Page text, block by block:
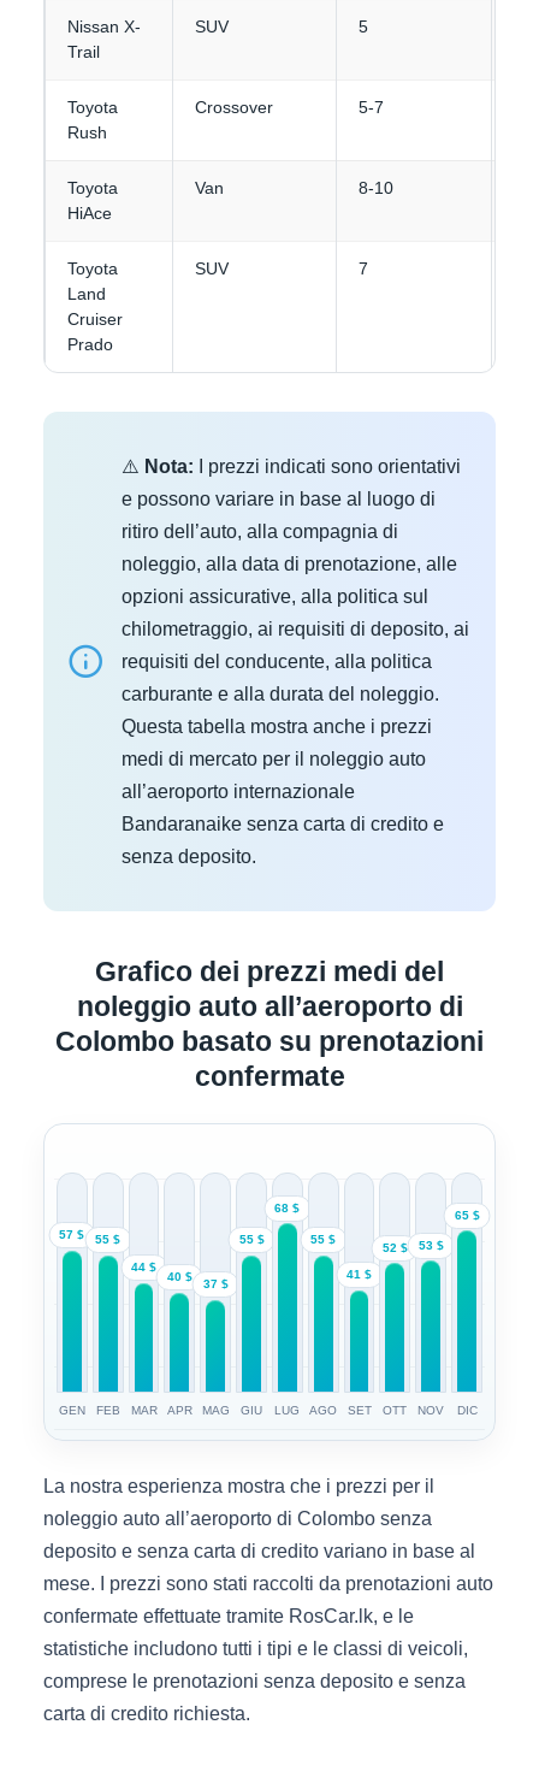
Nissan X-
Trail
SUV 5
Toyota
Rush
Crossover 5-7
Toyota
HiAce
Van 8-10
Toyota
Land
Cruiser
Prado
SUV 7
⚠️ Nota: I prezzi indicati sono orientativi
e possono variare in base al luogo di
ritiro dell’auto, alla compagnia di
noleggio, alla data di prenotazione, alle
opzioni assicurative, alla politica sul
chilometraggio, ai requisiti di deposito, ai
requisiti del conducente, alla politica
carburante e alla durata del noleggio.
Questa tabella mostra anche i prezzi
medi di mercato per il noleggio auto
all’aeroporto internazionale
Bandaranaike senza carta di credito e
senza deposito.
Grafico dei prezzi medi del
noleggio auto all’aeroporto di
Colombo basato su prenotazioni
confermate
57 $
GEN
55 $
FEB
44 $
MAR
40 $
APR
37 $
MAG
55 $
GIU
68 $
LUG
55 $
AGO
41 $
SET
52 $
OTT
53 $
NOV
65 $
DIC
La nostra esperienza mostra che i prezzi per il
noleggio auto all’aeroporto di Colombo senza
deposito e senza carta di credito variano in base al
mese. I prezzi sono stati raccolti da prenotazioni auto
confermate effettuate tramite RosCar.lk, e le
statistiche includono tutti i tipi e le classi di veicoli,
comprese le prenotazioni senza deposito e senza
carta di credito richiesta.